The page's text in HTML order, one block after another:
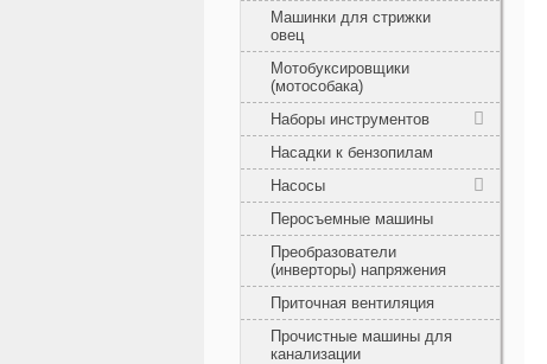
Машинки для стрижки
овец
Мотобуксировщики
(мотособака)
Наборы инструментов
Насадки к бензопилам
Насосы
Перосъемные машины
Преобразователи
(инверторы) напряжения
Приточная вентиляция
Прочистные машины для
канализации